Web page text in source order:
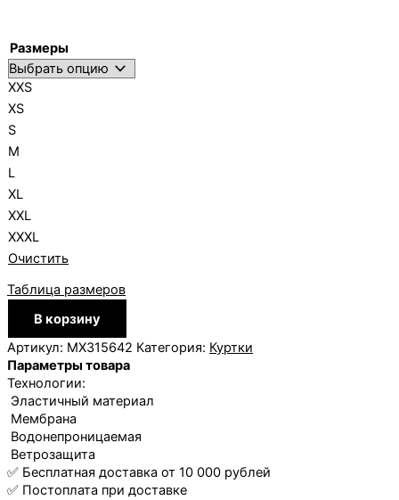
Размеры
XXS
XS
S
M
L
XL
XXL
XXXL
Очистить
Таблица размеров
товара
Куртка
летняя
Moax
Wind
Pack
В корзину
Артикул: MX315642 Категория: Куртки
Параметры товара
Технологии:
Эластичный материал
Мембрана
Водонепроницаемая
Ветрозащита
✅ Бесплатная доставка от 10 000 рублей
✅ Постоплата при доставке